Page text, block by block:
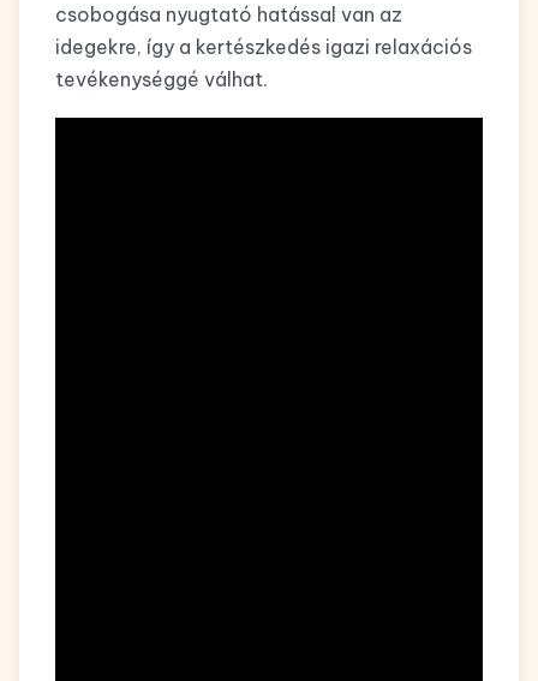
csobogása nyugtató hatással van az
idegekre, így a kertészkedés igazi relaxációs
tevékenységgé válhat.